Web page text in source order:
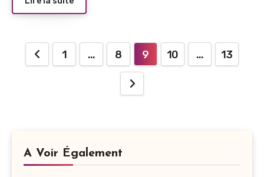
Pagination
1 … 8 9 10 … 13
A Voir Également